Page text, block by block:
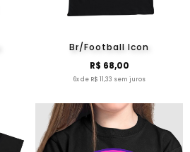
Br/Football Icon
R$ 68,00
6x de R$ 11,33 sem juros